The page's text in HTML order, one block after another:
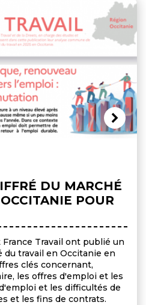
DU MARCHÉ
POUR
France Travail ont publié un
du travail en Occitanie en
clés concernant,
les offres d'emploi et les
et les difficultés de
et les fins de contrats.